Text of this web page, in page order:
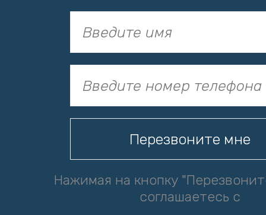
Нажимая на кнопку
соглашаетесь с